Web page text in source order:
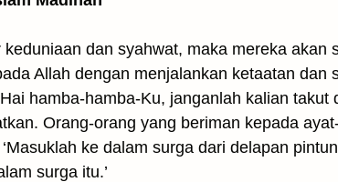
dan syahwat, maka mereka akan
Allah dengan menjalankan ketaatan dan
hamba-hamba-Ku, janganlah kalian takut
Orang-orang yang beriman kepada
ke dalam surga dari delapan
surga itu.’